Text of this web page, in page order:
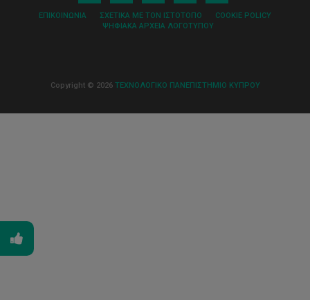
ΕΠΙΚΟΙΝΩΝΊΑ ΣΧΕΤΙΚΆ ΜΕ ΤΟΝ ΙΣΤΌΤΟΠΟ
COOKIE POLICY
ΨΗΦΙΑΚΆ ΑΡΧΕΊΑ ΛΟΓΌΤΥΠΟΥ
Copyright © 2026 ΤΕΧΝΟΛΟΓΙΚΟ ΠΑΝΕΠΙΣΤΗΜΙΟ ΚΥΠΡΟΥ